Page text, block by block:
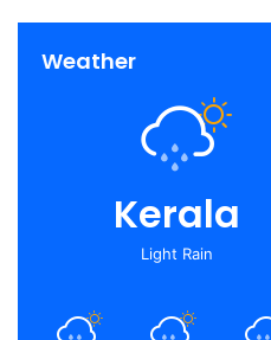
Weather
Kerala
Light Rain